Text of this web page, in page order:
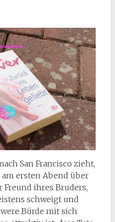
San Francisco zieht,
ersten Abend über
Freund ihres Bruders,
schweigt und
Bürde mit sich